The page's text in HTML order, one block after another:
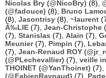
Nicolas Bry (@NicoBry) (8),
(@fadouce) (8), Bruno
(8), Jasontrisy (8), ~laurent
Ã‰LIE (7), Jean-Christophe
(7), Stanislas (7), Alain (7),
Meunier(7), Pimpin (7),
(7), Jean-Renaud ROY
(@PLechevallier) (7), veille
THOINET (@YanThoinet) (7),
(@FabienRaynaud) (7),